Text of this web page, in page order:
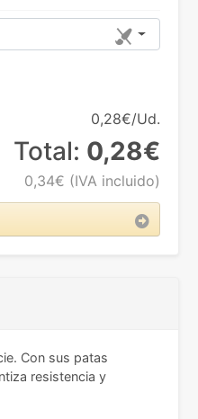
0,28€/Ud.
Total: 0,28€
0,34€ (IVA incluido)
Con sus patas
resistencia y